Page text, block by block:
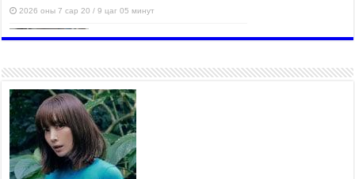
2026 оны 7 сар 20 / 9 цаг 05 минут
Аяллаа зөв төлөвлөхийг
2026 оны 7 сар 16 / 11 цаг 50 минут
Үер усны болзошгүй аюулаас
сэргийлж, холбогдох
байгууллагууд өндөржүүлсэн
бэлэн байдалд ажиллаж байна
2026 оны 7 сар 15 / 13 цаг 06 минут